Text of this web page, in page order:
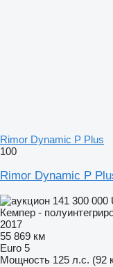
Rimor Dynamic P Plus
100
Rimor Dynamic P
141 300 000
Кемпер -
2017
55 869 км
Euro 5
Мощность 125 л.с. (92